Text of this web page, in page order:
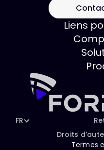
Liens
FR
Droits
Termes